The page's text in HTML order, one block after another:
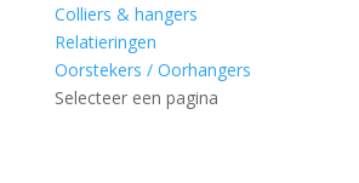
Colliers & hangers
Relatieringen
Oorstekers / Oorhangers
Selecteer een pagina